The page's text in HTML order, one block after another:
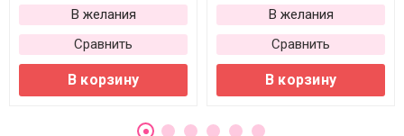
В желания
Сравнить
В корзину
В желания
Сравнить
В корзину